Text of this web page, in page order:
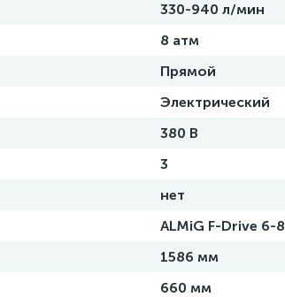
330-940 л/мин
8 атм
Прямой
Электрический
380 В
3
нет
ALMiG F-Drive 6-8
1586 мм
660 мм